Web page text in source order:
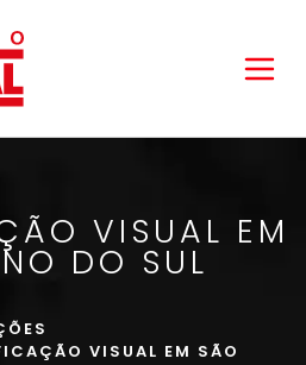
VISUAL EM
DO SUL
VISUAL EM SÃO